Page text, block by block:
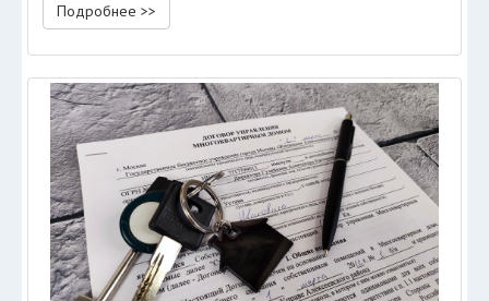
Подробнее >>